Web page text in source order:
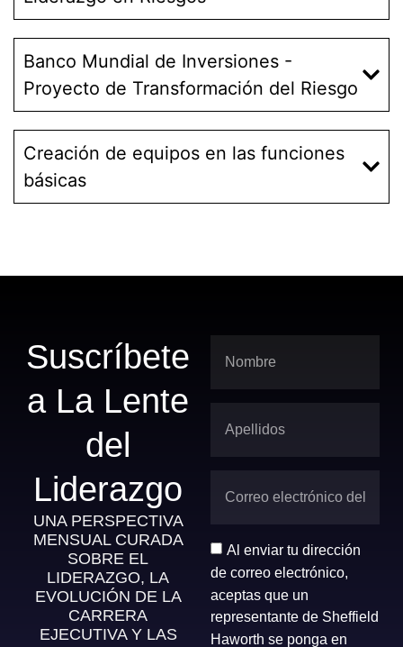
Banco Mundial de Inversiones -
Proyecto de Transformación del Riesgo
Creación de equipos en las funciones
básicas
Suscríbete
a La Lente
del
Liderazgo
UNA PERSPECTIVA
MENSUAL CURADA
SOBRE EL
LIDERAZGO, LA
EVOLUCIÓN DE LA
CARRERA
EJECUTIVA Y LAS
Al enviar tu dirección
de correo electrónico,
aceptas que un
representante de Sheffield
Haworth se ponga en